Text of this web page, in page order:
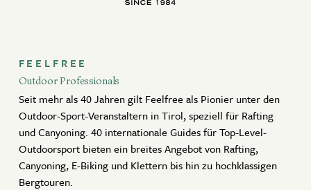
Newsletter
Gutscheine
Partner
FEELFREE
Outdoor Professionals
Seit mehr als 40 Jahren gilt Feelfree als Pionier unter den
Outdoor-Sport-Veranstaltern in Tirol, speziell für Rafting
und Canyoning. 40 internationale Guides für Top-Level-
Outdoorsport bieten ein breites Angebot von Rafting,
Canyoning, E-Biking und Klettern bis hin zu hochklassigen
Bergtouren.
JETZT BUCHEN
ZEITRAUM ZURÜCKSETZEN